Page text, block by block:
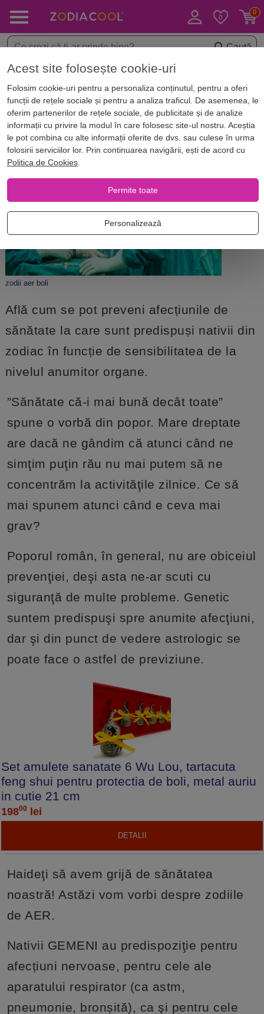
Caută
Acasă Blog Horoscop. Zodii
Ce boli riști să ai? Predispoziții
pentru afecțiuni ale zodiilor de
AER
zodii aer boli
Află cum se pot preveni afecțiunile de
sănătate la care sunt predispuși nativii din
zodiac în funcție de sensibilitatea de la
nivelul anumitor organe.
”Sănătate că-i mai bună decât toate”
spune o vorbă din popor. Mare dreptate
are dacă ne gândim că atunci când ne
simţim puţin rău nu mai putem să ne
concentrăm la activităţile zilnice. Ce să
mai spunem atunci când e ceva mai
grav?
Poporul român, în general, nu are obiceiul
prevenţiei, deşi asta ne-ar scuti cu
siguranţă de multe probleme. Genetic
suntem predispuşi spre anumite afecţiuni,
dar şi din punct de vedere astrologic se
poate face o astfel de previziune.
Set amulete sanatate 6 Wu Lou, tartacuta
feng shui pentru protectia de boli, metal auriu
in cutie 21 cm
19800 lei
DETALII
Haideţi să avem grijă de sănătatea
noastră! Astăzi vom vorbi despre zodiile
de AER.
Nativii GEMENI au predispoziţie pentru
afecțiuni nervoase, pentru cele ale
aparatului respirator (ca astm,
pneumonie, bronșită), ca şi pentru cele
Acest site folosește cookie-uri
Folosim cookie-uri pentru a personaliza conținutul, pentru a oferi
funcții de rețele sociale și pentru a analiza traficul. De asemenea, le
oferim partenerilor de rețele sociale, de publicitate și de analize
informații cu privire la modul în care folosesc site-ul nostru. Aceștia
le pot combina cu alte informații oferite de dvs. sau culese în urma
folosirii serviciilor lor. Prin continuarea navigării, ești de acord cu
Politica de Cookies.
Permite toate
Personalizează